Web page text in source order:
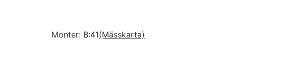
Monter: B:41(Mässkarta)